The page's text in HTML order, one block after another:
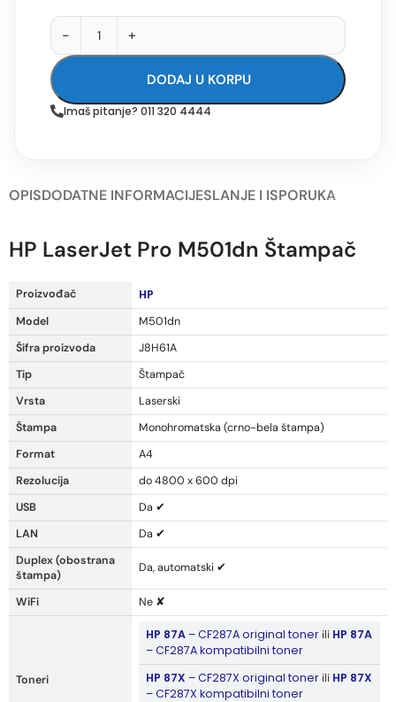
- +
DODAJ U KORPU
Imaš pitanje? 011 320 4444
OPISDODATNE INFORMACIJESLANJE I ISPORUKA
HP LaserJet Pro M501dn Štampač
Proizvođač HP
Model
M501dn
Šifra proizvoda
J8H61A
Tip
Štampač
Vrsta
Laserski
Štampa
Monohromatska (crno-bela štampa)
Format
A4
Rezolucija
do 4800 x 600 dpi
USB
Da ✔
LAN
Da ✔
Duplex (obostrana
štampa)
Da, automatski ✔
WiFi Ne ✘
Toneri
HP 87A – CF287A original toner ili HP 87A
– CF287A kompatibilni toner
HP 87X – CF287X original toner ili HP 87X
– CF287X kompatibilni toner